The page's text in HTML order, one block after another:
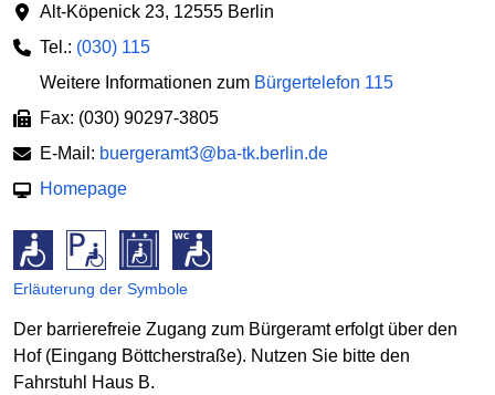
Alt-Köpenick 23, 12555 Berlin
Tel.: (030) 115
Weitere Informationen zum Bürgertelefon 115
Fax: (030) 90297-3805
E-Mail: buergeramt3@ba-tk.berlin.de
Homepage
Erläuterung der Symbole
Der barrierefreie Zugang zum Bürgeramt erfolgt über den
Hof (Eingang Böttcherstraße). Nutzen Sie bitte den
Fahrstuhl Haus B.